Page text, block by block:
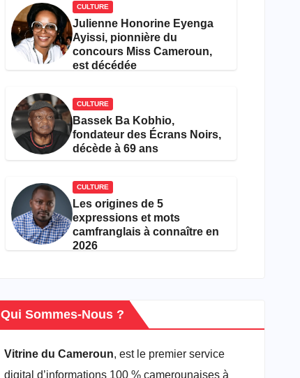
CULTURE
Julienne Honorine Eyenga
Ayissi, pionnière du
concours Miss Cameroun,
est décédée
CULTURE
Bassek Ba Kobhio,
fondateur des Écrans Noirs,
décède à 69 ans
CULTURE
Les origines de 5
expressions et mots
camfranglais à connaître en
2026
Qui Sommes-Nous ?
Vitrine du Cameroun, est le premier service
digital d’informations 100 % camerounaises à